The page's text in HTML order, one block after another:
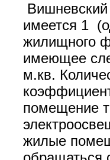
имеется 1
жилищного
имеющее
м.кв.
помещение
жилые